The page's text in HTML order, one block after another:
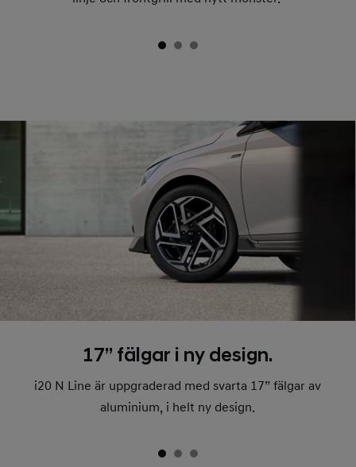
17” fälgar i ny design.
i20 N Line är uppgraderad med svarta 17” fälgar av
aluminium, i helt ny design.